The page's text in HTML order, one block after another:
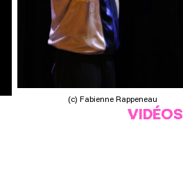
(c) Fabienne Rappeneau
VIDÉOS